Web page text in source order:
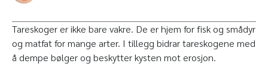
Tareskoger er ikke bare vakre. De er hjem for fisk og smådyr
og matfat for mange arter. I tillegg bidrar tareskogene med
å dempe bølger og beskytter kysten mot erosjon.